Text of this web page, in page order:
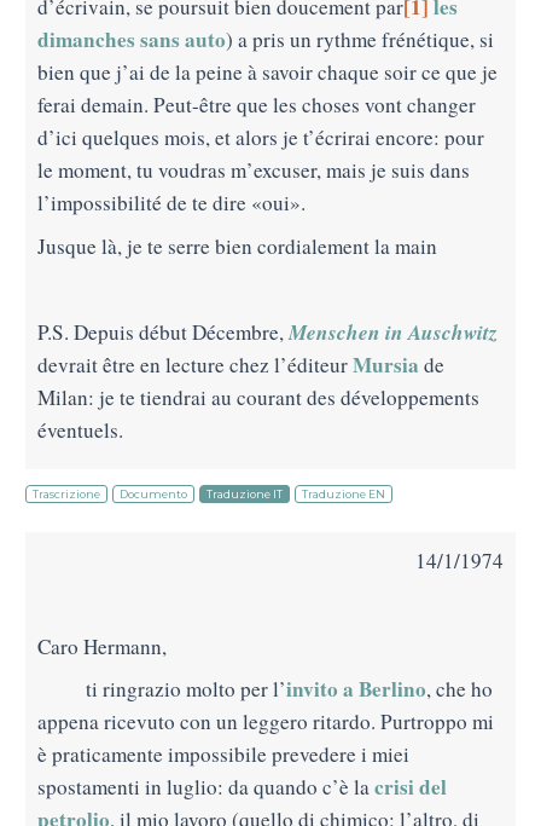
d’écrivain, se poursuit bien doucement par[1] les
dimanches sans auto) a pris un rythme frénétique, si
bien que j’ai de la peine à savoir chaque soir ce que je
ferai demain. Peut-être que les choses vont changer
d’ici quelques mois, et alors je t’écrirai encore: pour
le moment, tu voudras m’excuser, mais je suis dans
l’impossibilité de te dire «oui».
Jusque là, je te serre bien cordialement la main
P.S. Depuis début Décembre,Menschen in Auschwitz
devrait être en lecture chez l’éditeurMursia de
Milan: je te tiendrai au courant des développements
éventuels.
Trascrizione Documento Traduzione IT Traduzione EN
14/1/1974
Caro Hermann,
ti ringrazio molto per l’invito a Berlino, che ho
appena ricevuto con un leggero ritardo. Purtroppo mi
è praticamente impossibile prevedere i miei
spostamenti in luglio: da quando c’è lacrisi del
petrolio, il mio lavoro (quello di chimico: l’altro, di